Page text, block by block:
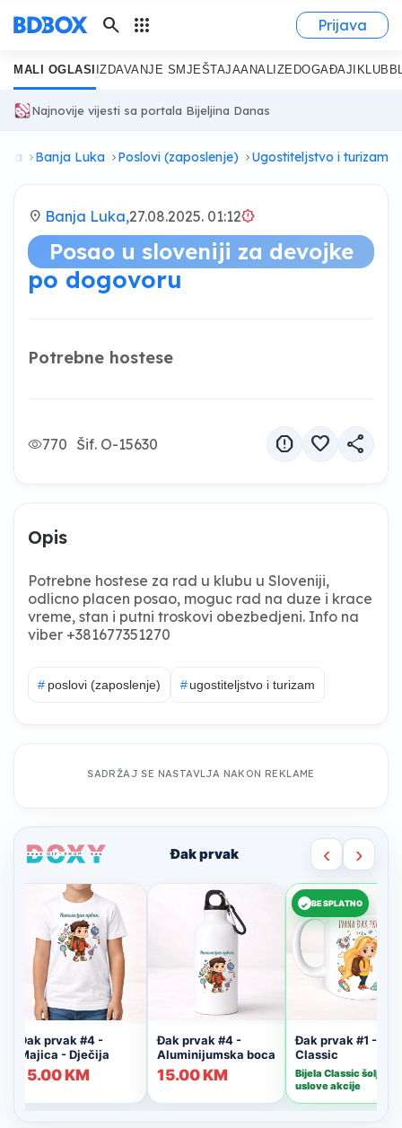
search apps Prijava
MALI OGLASI IZDAVANJE SMJEŠTAJAANALIZE DOGAĐAJI KLUB
Najnovije vijesti sa portala Bijeljina Danas
Banja Luka Poslovi (zaposlenje) Ugostiteljstvo i turizam
location_on Banja Luka,27.08.2025. 01:12brightness_alert
Posao u sloveniji za devojke
po dogovoru
Potrebne hostese
770 Šif. O-15630 report favorite share
Opis
Potrebne hostese za rad u klubu u Sloveniji,
odlicno placen posao, moguc rad na duze i krace
vreme, stan i putni troskovi obezbedjeni. Info na
viber +381677351270
# poslovi (zaposlenje) # ugostiteljstvo i turizam
SADRŽAJ SE NASTAVLJA NAKON REKLAME